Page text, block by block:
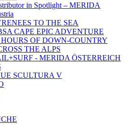
in Spotlight – MERIDA
TO THE SEA
CAPE EPIC ADVENTURE
HOURS OF DOWN-COUNTRY
THE ALPS
- MERIDA ÖSTERREICH
SCULTURA V